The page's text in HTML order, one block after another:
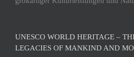
UNESCO WORLD HERITAGE –
LEGACIES OF MANKIND AND